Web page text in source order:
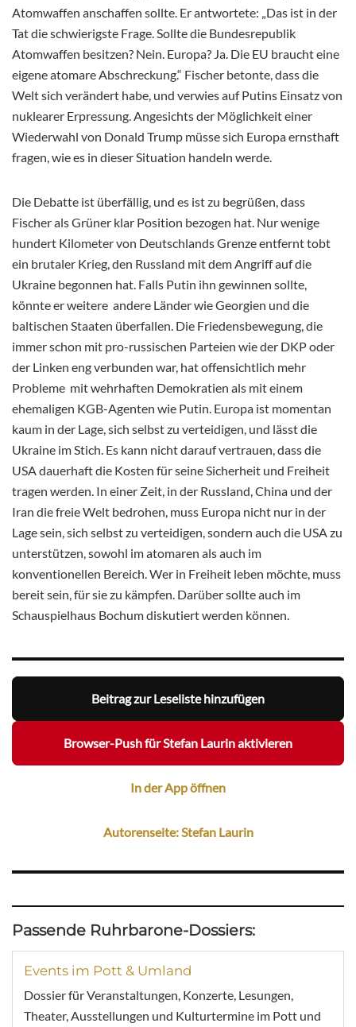
Atomwaffen anschaffen sollte. Er antwortete: „Das ist in der
Tat die schwierigste Frage. Sollte die Bundesrepublik
Atomwaffen besitzen? Nein. Europa? Ja. Die EU braucht eine
eigene atomare Abschreckung.“ Fischer betonte, dass die
Welt sich verändert habe, und verwies auf Putins Einsatz von
nuklearer Erpressung. Angesichts der Möglichkeit einer
Wiederwahl von Donald Trump müsse sich Europa ernsthaft
fragen, wie es in dieser Situation handeln werde.
Die Debatte ist überfällig, und es ist zu begrüßen, dass
Fischer als Grüner klar Position bezogen hat. Nur wenige
hundert Kilometer von Deutschlands Grenze entfernt tobt
ein brutaler Krieg, den Russland mit dem Angriff auf die
Ukraine begonnen hat. Falls Putin ihn gewinnen sollte,
könnte er weitere andere Länder wie Georgien und die
baltischen Staaten überfallen. Die Friedensbewegung, die
immer schon mit pro-russischen Parteien wie der DKP oder
der Linken eng verbunden war, hat offensichtlich mehr
Probleme mit wehrhaften Demokratien als mit einem
ehemaligen KGB-Agenten wie Putin. Europa ist momentan
kaum in der Lage, sich selbst zu verteidigen, und lässt die
Ukraine im Stich. Es kann nicht darauf vertrauen, dass die
USA dauerhaft die Kosten für seine Sicherheit und Freiheit
tragen werden. In einer Zeit, in der Russland, China und der
Iran die freie Welt bedrohen, muss Europa nicht nur in der
Lage sein, sich selbst zu verteidigen, sondern auch die USA zu
unterstützen, sowohl im atomaren als auch im
konventionellen Bereich. Wer in Freiheit leben möchte, muss
bereit sein, für sie zu kämpfen. Darüber sollte auch im
Schauspielhaus Bochum diskutiert werden können.
Beitrag zur Leseliste hinzufügen
Browser-Push für Stefan Laurin aktivieren
In der App öffnen
Autorenseite: Stefan Laurin
Passende Ruhrbarone-Dossiers:
Events im Pott & Umland
Dossier für Veranstaltungen, Konzerte, Lesungen,
Theater, Ausstellungen und Kulturtermine im Pott und